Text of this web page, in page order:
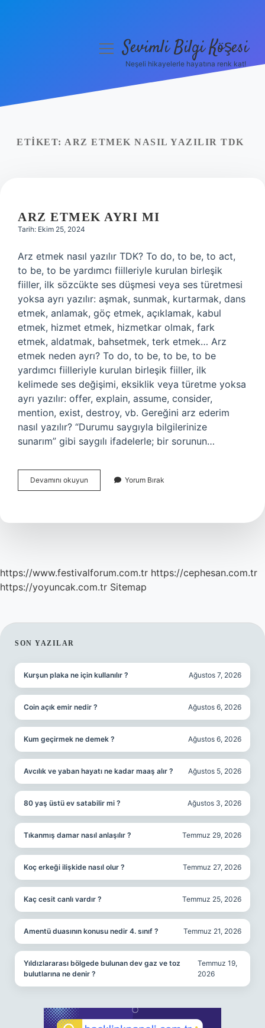
Yasal Uyarı
menüyüSevimli Bilgi Köşesi
Neşeli hikayelerle hayatına renk kat!
ETIKET: ARZ ETMEK NASIL YAZILIR TDK
ARZ ETMEK AYRI MI
Tarih: Ekim 25, 2024
Arz etmek nasıl yazılır TDK? To do, to be, to act,
to be, to be yardımcı fiilleriyle kurulan birleşik
fiiller, ilk sözcükte ses düşmesi veya ses türetmesi
yoksa ayrı yazılır: aşmak, sunmak, kurtarmak, dans
etmek, anlamak, göç etmek, açıklamak, kabul
etmek, hizmet etmek, hizmetkar olmak, fark
etmek, aldatmak, bahsetmek, terk etmek… Arz
etmek neden ayrı? To do, to be, to be, to be
yardımcı fiilleriyle kurulan birleşik fiiller, ilk
kelimede ses değişimi, eksiklik veya türetme yoksa
ayrı yazılır: offer, explain, assume, consider,
mention, exist, destroy, vb. Gereğini arz ederim
nasıl yazılır? “Durumu saygıyla bilgilerinize
sunarım” gibi saygılı ifadelerle; bir sorunun…
Devamını okuyun
Etmek
Yorum Bırak
https://www.festivalforum.com.tr https://cephesan.com.tr
https://yoyuncak.com.tr Sitemap
SIDEBAR
SON YAZILAR
Kurşun plaka ne için kullanılır ? Ağustos 7, 2026
Coin açık emir nedir ? Ağustos 6, 2026
Kum geçirmek ne demek ? Ağustos 6, 2026
Avcılık ve yaban hayatı ne kadar maaş alır ? Ağustos 5, 2026
80 yaş üstü ev satabilir mi ? Ağustos 3, 2026
Tıkanmış damar nasıl anlaşılır ? Temmuz 29, 2026
Koç erkeği ilişkide nasıl olur ? Temmuz 27, 2026
Kaç cesit canlı vardır ? Temmuz 25, 2026
Amentü duasının konusu nedir 4. sınıf ? Temmuz 21, 2026
Yıldızlararası bölgede bulunan dev gaz ve toz
bulutlarına ne denir ?
Temmuz 19,
2026